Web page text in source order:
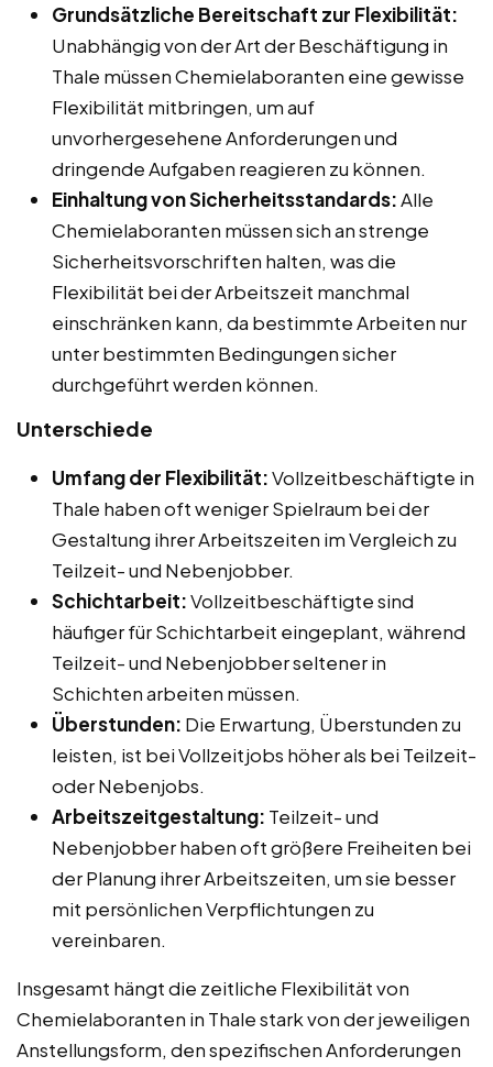
Grundsätzliche Bereitschaft zur Flexibilität:
Unabhängig von der Art der Beschäftigung in
Thale müssen Chemielaboranten eine gewisse
Flexibilität mitbringen, um auf
unvorhergesehene Anforderungen und
dringende Aufgaben reagieren zu können.
Einhaltung von Sicherheitsstandards:Alle
Chemielaboranten müssen sich an strenge
Sicherheitsvorschriften halten, was die
Flexibilität bei der Arbeitszeit manchmal
einschränken kann, da bestimmte Arbeiten nur
unter bestimmten Bedingungen sicher
durchgeführt werden können.
Unterschiede
Umfang der Flexibilität:Vollzeitbeschäftigte in
Thale haben oft weniger Spielraum bei der
Gestaltung ihrer Arbeitszeiten im Vergleich zu
Teilzeit- und Nebenjobber.
Schichtarbeit:Vollzeitbeschäftigte sind
häufiger für Schichtarbeit eingeplant, während
Teilzeit- und Nebenjobber seltener in
Schichten arbeiten müssen.
Überstunden: Die Erwartung, Überstunden zu
leisten, ist bei Vollzeitjobs höher als bei Teilzeit-
oder Nebenjobs.
Arbeitszeitgestaltung: Teilzeit- und
Nebenjobber haben oft größere Freiheiten bei
der Planung ihrer Arbeitszeiten, um sie besser
mit persönlichen Verpflichtungen zu
vereinbaren.
Insgesamt hängt die zeitliche Flexibilität von
Chemielaboranten in Thale stark von der jeweiligen
Anstellungsform, den spezifischen Anforderungen